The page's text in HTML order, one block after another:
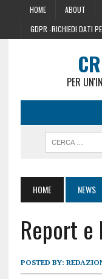
HOME ABOUT
GDPR -RICHIEDI DATI
PER
HOME NEWS
Report e
POSTED BY: